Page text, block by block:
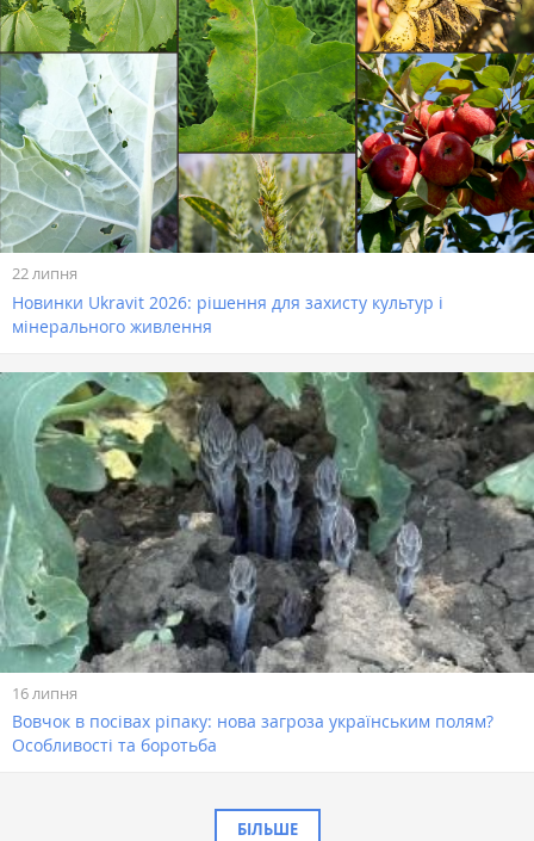
22 липня
Новинки Ukravit 2026: рішення для захисту культур і
мінерального живлення
16 липня
Вовчок в посівах ріпаку: нова загроза українським полям?
Особливості та боротьба
БІЛЬШЕ